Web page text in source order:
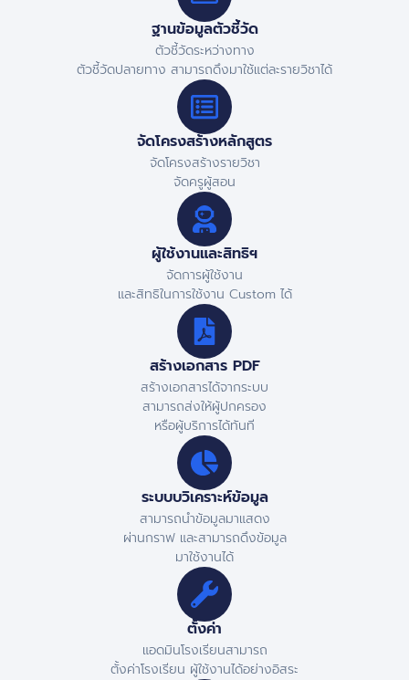
ฐานข้อมูลตัวชี้วัด
ตัวชี้วัดระหว่างทาง
ตัวชี้วัดปลายทาง สามารถดึงมาใช้แต่ละรายวิชาได้
จัดโครงสร้างหลักสูตร
จัดโครงสร้างรายวิชา
จัดครูผู้สอน
ผู้ใช้งานและสิทธิฯ
จัดการผู้ใช้งาน
และสิทธิในการใช้งาน Custom ได้
สร้างเอกสาร PDF
สร้างเอกสารได้จากระบบ
สามารถส่งให้ผู้ปกครอง
หรือผู้บริการได้ทันที
ระบบบวิเคราะห์ข้อมูล
สามารถนำข้อมูลมาแสดง
ผ่านกราฟ และสามารถดึงข้อมูล
มาใช้งานได้
ตั้งค่า
แอดมินโรงเรียนสามารถ
ตั้งค่าโรงเรียน ผู้ใช้งานได้อย่างอิสระ